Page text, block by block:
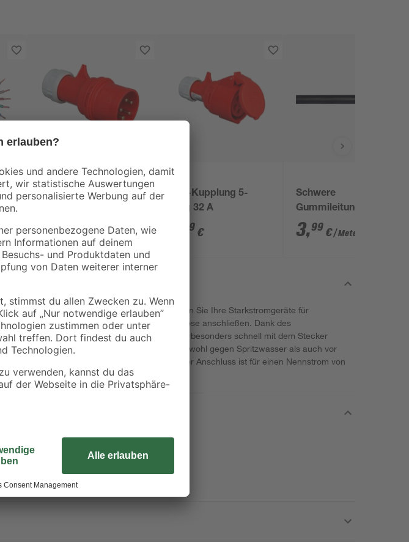
Kopp
CEE-Stecker 5-polig
8,39€
CEE-Kupplung 5-
polig 32 A
99 €
Schwere
Gummileitung
'H07RN-F' 5-adrig
3,99 €/ Meter
Mit dem 5-poligen CEE-Stecker von Kopp können Sie Ihre Starkstromgeräte für
Spannungen im 400-Volt-Bereich an die Steckdose anschließen. Dank des
Schnellverschlusses können Sie jegliche Geräte besonders schnell mit dem Stecker
verbinden. Das robuste Kunststoffgehäuse ist sowohl gegen Spritzwasser als auch vor
äußeren Einwirkungen wie Stößen geschützt. Der Anschluss ist für einen Nennstrom von
16 Ampere ausgelegt.